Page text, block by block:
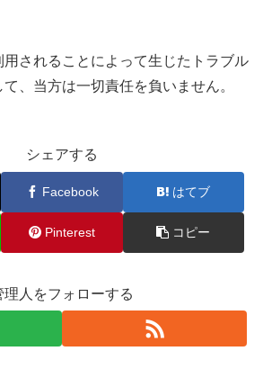
されることによって生じたトラブル
、当方は一切責任を負いません。
シェアする
Facebook はてブ
Pinterest コピー
理人をフォローする